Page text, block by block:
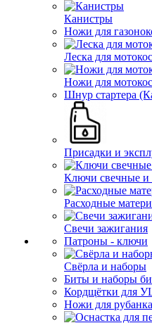
Канистры
Ножи для
Леска для мотокос
Ножи для мотокос
Шнур стартера
Присадки и
Ключи свечные и
Расходные
Свечи зажигания
Патроны - ключи
Свёрла и наборы
Биты и наборы
Кордщётки для
Ножи для рубанка